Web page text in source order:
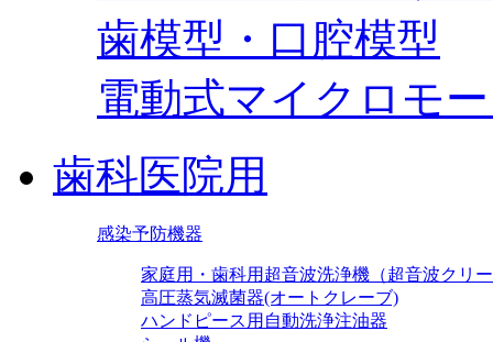
歯模型・口腔模型
電動式マイクロモ
歯科医院用
感染予防機器
家庭用・歯科用超音波洗浄機（超音波クリ
高圧蒸気滅菌器(オートクレーブ)
ハンドピース用自動洗浄注油器